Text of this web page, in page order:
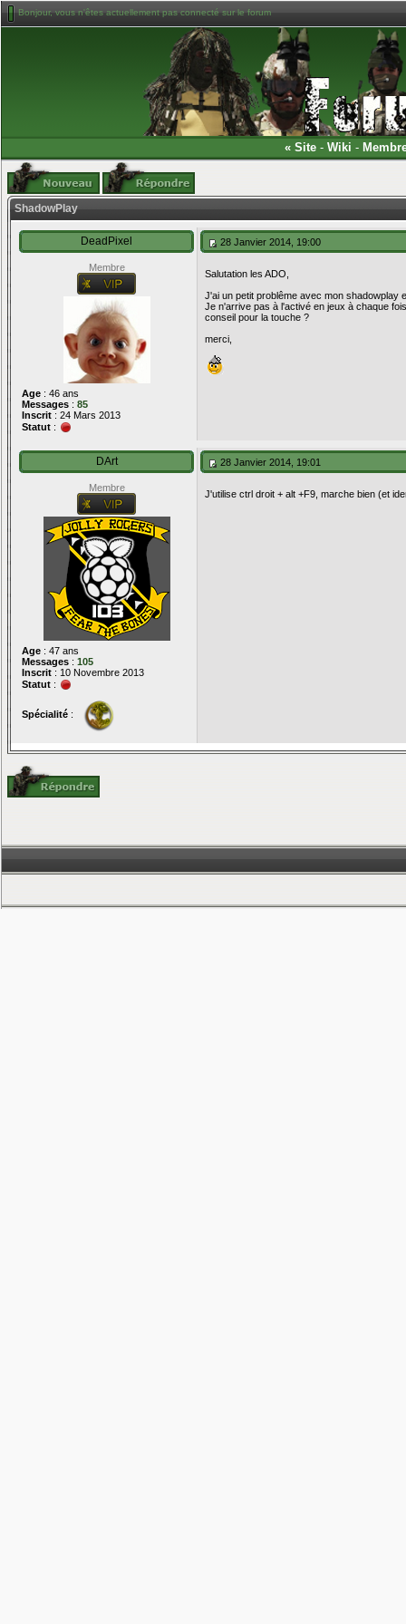
Bonjour, vous n'êtes actuellement pas connecté sur le forum
« Site - Wiki -
ShadowPlay
DeadPixel
Membre
Age : 46 ans
Messages : 85
Inscrit : 24 Mars 2013
Statut :
28 Janvier 2014, 19:00
Salutation les ADO,
J'ai un petit problême avec mon shadowplay
Je n'arrive pas à l'activé en jeux à chaque
conseil pour la touche ?
merci,
DArt
Membre
Age : 47 ans
Messages : 105
Inscrit : 10 Novembre 2013
Statut :
Spécialité :
28 Janvier 2014, 19:01
J'utilise ctrl droit + alt +F9, marche bien (et